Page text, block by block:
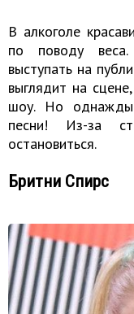
В алкоголе
по поводу
выступать на
выглядит на
шоу. Но однажды
песни! Из-за
остановиться.
Бритни Спирс